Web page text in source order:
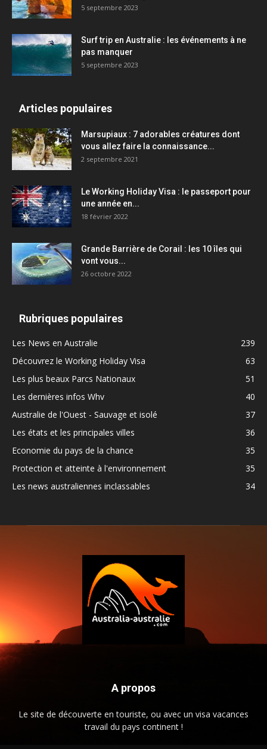
5 septembre 2023
Surf trip en Australie : les événements à ne
pas manquer
5 septembre 2023
Articles populaires
Marsupiaux : 7 adorables créatures dont
vous allez faire la connaissance...
2 septembre 2021
Le Working Holiday Visa : le passeport pour
une année en...
18 février 2022
Grande Barrière de Corail : les 10 îles qui
vont vous...
26 octobre 2022
Rubriques populaires
Les News en Australie
239
Découvrez le Working Holiday Visa
63
Les plus beaux Parcs Nationaux
51
Les dernières infos Whv
40
Australie de l'Ouest - Sauvage et isolé
37
Les états et les principales villes
36
Economie du pays de la chance
35
Protection et atteinte à l'environnement
35
Les news australiennes inclassables
34
A propos
Le site de découverte en touriste, ou avec un visa vacances
travail du pays continent !